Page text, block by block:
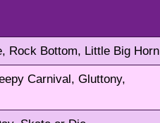
Rock Bottom, Little Big Horn
Carnival, Gluttony,